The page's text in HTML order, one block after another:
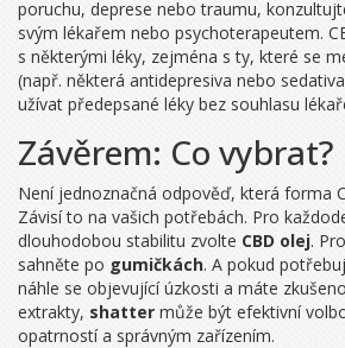
poruchu, deprese nebo traumu,
svým lékařem nebo psychoterapeutem.
s některými léky, zejména s ty, které se
(např. některá antidepresiva nebo
užívat předepsané léky bez souhlasu
Závěrem: Co vybrat?
Není jednoznačná odpověď, která forma
Závisí to na vašich potřebách. Pro
dlouhodobou stabilitu zvolte CBD olej.
sahněte po gumičkách. A pokud
náhle se objevující úzkosti a máte
extrakty, shatter může být efektivní
opatrností a správným zařízením.